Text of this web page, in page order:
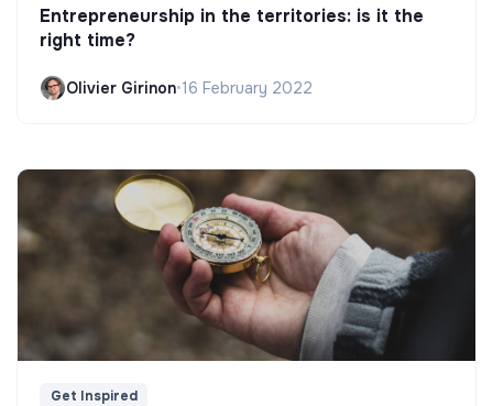
Entrepreneurship in the territories: is it the
right time?
Olivier Girinon•16 February 2022
Get Inspired